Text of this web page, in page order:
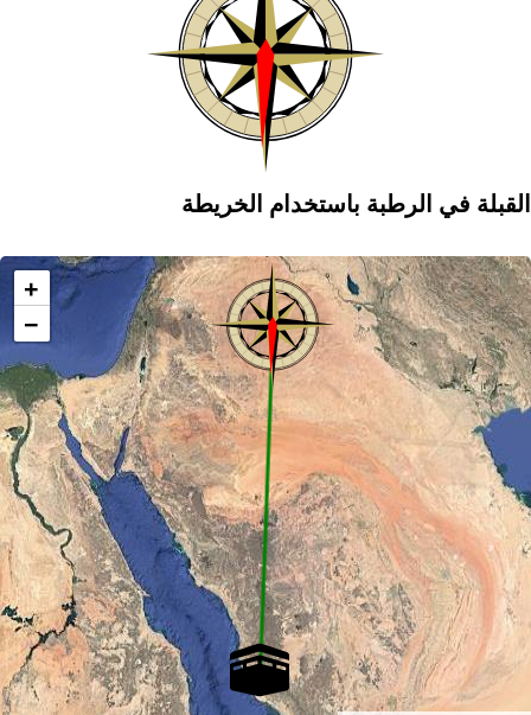
القبلة في الرطبة باستخدام الخريطة
+
−